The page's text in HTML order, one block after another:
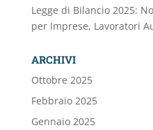
Legge di Bilancio 2025:
per Imprese, Lavoratori
ARCHIVI
Ottobre 2025
Febbraio 2025
Gennaio 2025